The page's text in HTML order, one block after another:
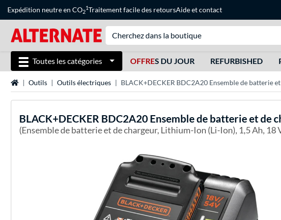
Expédition neutre en CO2
1Traitement facile des retoursAideetcontact
Toutes les catégories OFFRES DU JOUR REFURBISHED
Page d'accueil
Outils Outils électriques BLACK+DECKER BDC2A20 Ensemble de batterie
BLACK+DECKER BDC2A20 Ensemble de batterie et de
(Ensemble de batterie et de chargeur, Lithium-Ion (Li-Ion), 1,5 Ah, 18